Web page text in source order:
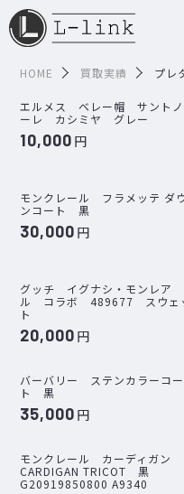
HOME 買取実績 プレ
エルメス ベレー帽 サントノ
ーレ カシミヤ グレー
10,000 円
モンクレール フラメッテ ダ
ンコート 黒
30,000 円
グッチ イグナシ・モンレア
ル コラボ 489677 スウェ
ト
20,000 円
バーバリー ステンカラーコー
ト 黒
35,000 円
モンクレール カーディガン
CARDIGAN TRICOT 黒
G20919850800 A9340